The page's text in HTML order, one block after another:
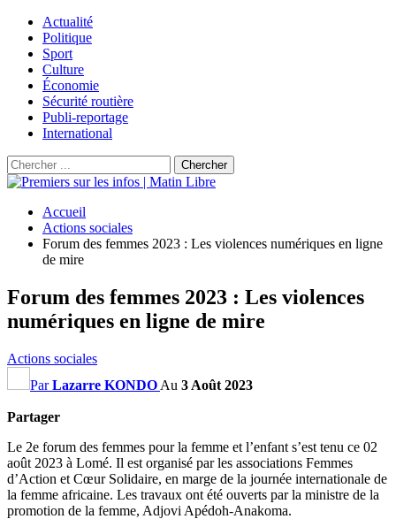
Actualité
Politique
Sport
Culture
Économie
Sécurité routière
Publi-reportage
International
Accueil
Actions sociales
Forum des femmes 2023 : Les violences numériques en ligne
de mire
Forum des femmes 2023 : Les violences
numériques en ligne de mire
Actions sociales
ParLazarre KONDO Au 3 Août 2023
Partager
Le 2e forum des femmes pour la femme et l’enfant s’est tenu ce 02
août 2023 à Lomé. Il est organisé par les associations Femmes
d’Action et Cœur Solidaire, en marge de la journée internationale de
la femme africaine. Les travaux ont été ouverts par la ministre de la
promotion de la femme, Adjovi Apédoh-Anakoma.